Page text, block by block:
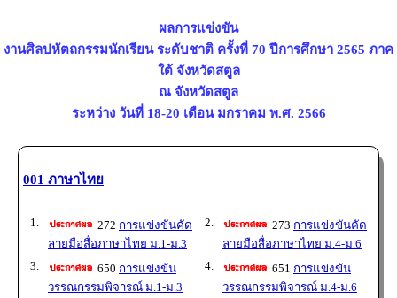
ผลการแข่งขัน
งานศิลปหัตถกรรมนักเรียน ระดับชาติ ครั้งที่ 70 ปีการศึกษา 2565 ภาค
ใต้ จังหวัดสตูล
ณ จังหวัดสตูล
ระหว่าง วันที่ 18-20 เดือน มกราคม พ.ศ. 2566
001 ภาษาไทย
1. 272 การแข่งขันคัด
ลายมือสื่อภาษาไทย ม.1-ม.3
2. 273 การแข่งขันคัด
ลายมือสื่อภาษาไทย ม.4-ม.6
3.
650 การแข่งขัน
วรรณกรรมพิจารณ์ ม.1-ม.3
4. 651 การแข่งขัน
วรรณกรรมพิจารณ์ ม.4-ม.6